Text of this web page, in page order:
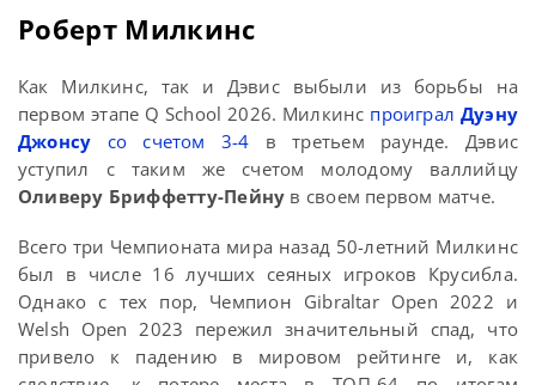
Роберт Милкинс
Как Милкинс, так и Дэвис выбыли из борьбы на
первом этапе Q School 2026. Милкинс проиграл Дуэну
Джонсу со счетом 3-4 в третьем раунде. Дэвис
уступил с таким же счетом молодому валлийцу
Оливеру Бриффетту-Пейну в своем первом матче.
Всего три Чемпионата мира назад 50-летний Милкинс
был в числе 16 лучших сеяных игроков Крусибла.
Однако с тех пор, Чемпион Gibraltar Open 2022 и
Welsh Open 2023 пережил значительный спад, что
привело к падению в мировом рейтинге и, как